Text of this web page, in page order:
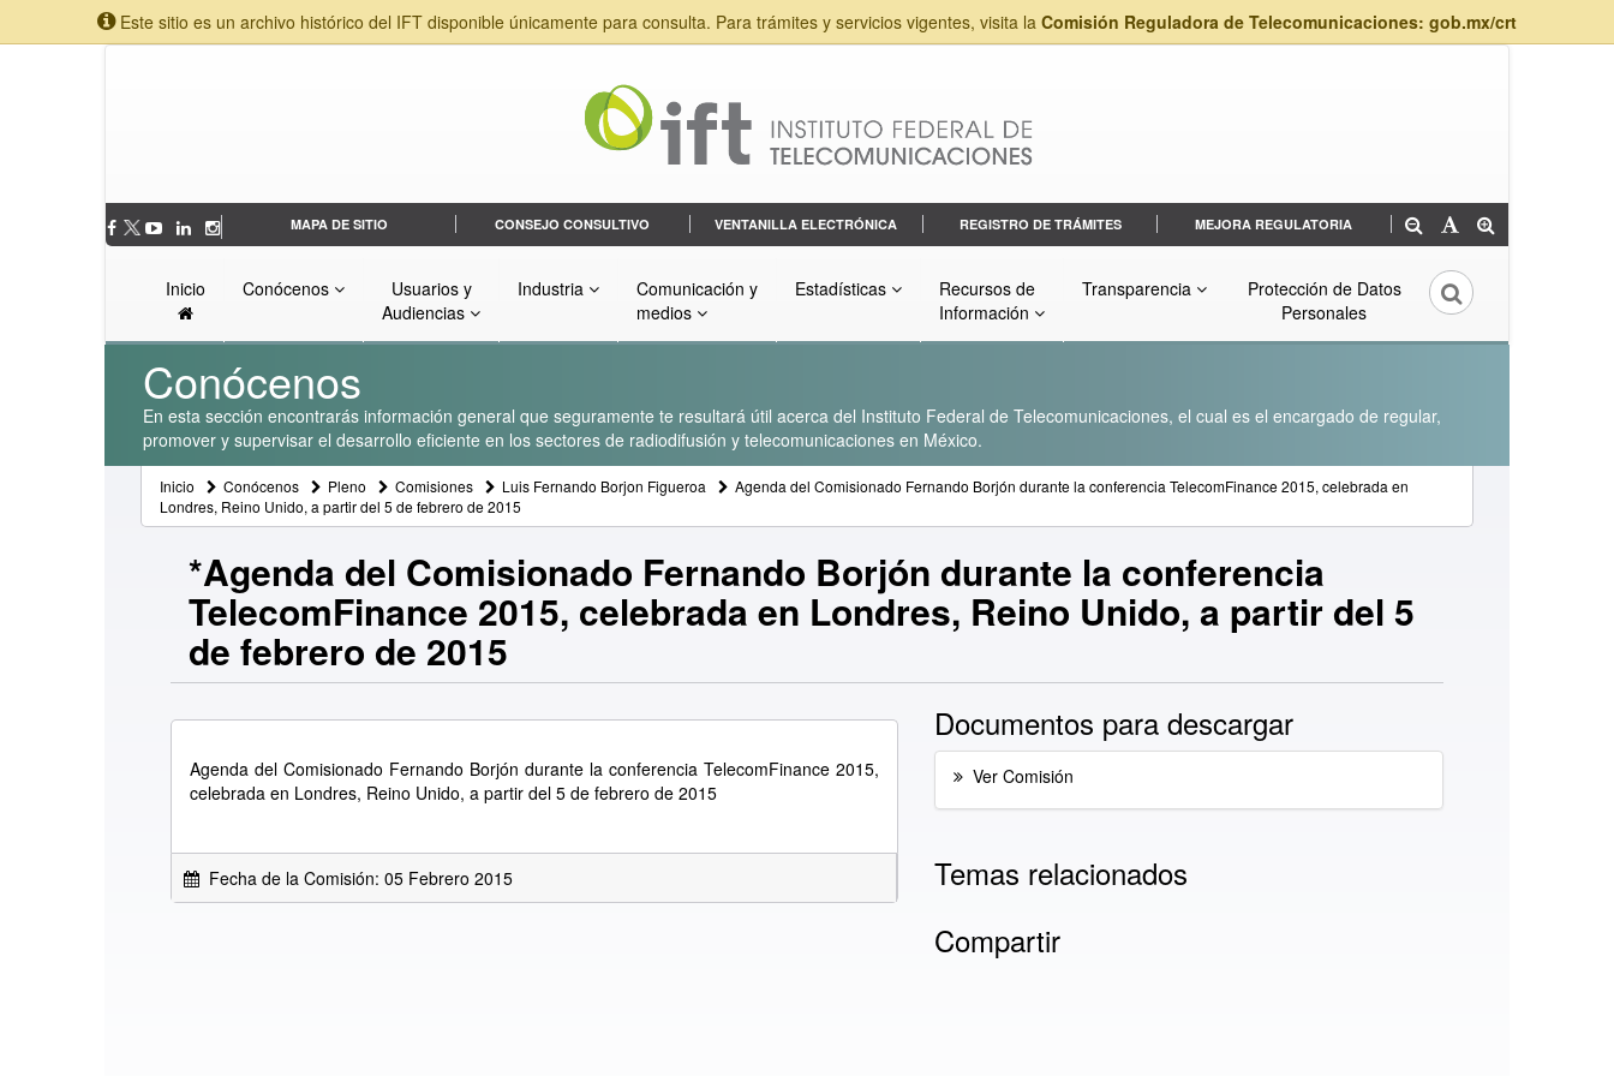
Este sitio es un archivo histórico del IFT disponible únicamente para consulta. Para trámites y servicios vigentes, visita la Comisión Reguladora de Telecomunicaciones: gob.mx/crt
MAPA DE SITIO CONSEJO CONSULTIVO VENTANILLA ELECTRÓNICA REGISTRO DE TRÁMITES MEJORA REGULATORIA
Inicio Conócenos
Usuarios y
Audiencias
Industria
Comunicación y
medios
Estadísticas
Recursos de
Información
Transparencia
Protección de Datos
Personales
Conócenos
En esta sección encontrarás información general que seguramente te resultará útil acerca del Instituto Federal de Telecomunicaciones, el cual es el encargado de regular,
promover y supervisar el desarrollo eficiente en los sectores de radiodifusión y telecomunicaciones en México.
Inicio Conócenos Pleno Comisiones Luis Fernando Borjon Figueroa
Agenda del Comisionado Fernando Borjón durante la conferencia TelecomFinance 2015, celebrada en
Londres, Reino Unido, a partir del 5 de febrero de 2015
*Agenda del Comisionado Fernando Borjón durante la conferencia
TelecomFinance 2015, celebrada en Londres, Reino Unido, a partir del 5
de febrero de 2015
Agenda del Comisionado Fernando Borjón durante la conferencia TelecomFinance 2015,
celebrada en Londres, Reino Unido, a partir del 5 de febrero de 2015
Fecha de la Comisión: 05 Febrero 2015
Documentos para descargar
Ver Comisión
Temas relacionados
Compartir